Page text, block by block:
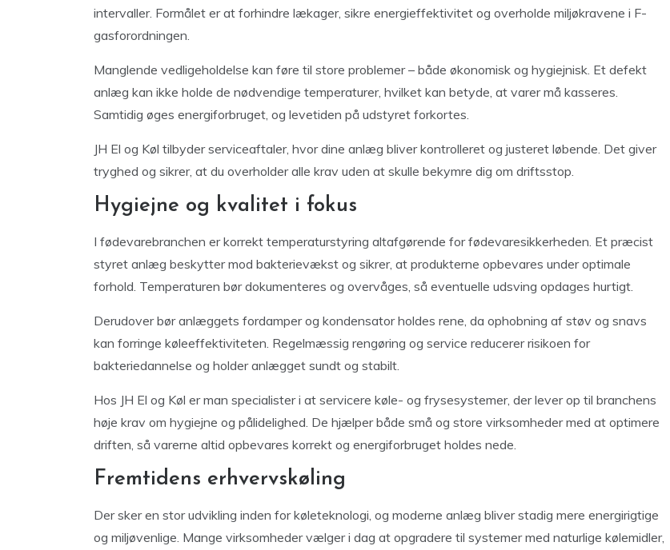
intervaller. Formålet er at forhindre lækager, sikre energieffektivitet og overholde miljøkravene i F-
gasforordningen.
Manglende vedligeholdelse kan føre til store problemer – både økonomisk og hygiejnisk. Et defekt
anlæg kan ikke holde de nødvendige temperaturer, hvilket kan betyde, at varer må kasseres.
Samtidig øges energiforbruget, og levetiden på udstyret forkortes.
JH El og Køl tilbyder serviceaftaler, hvor dine anlæg bliver kontrolleret og justeret løbende. Det giver
tryghed og sikrer, at du overholder alle krav uden at skulle bekymre dig om driftsstop.
Hygiejne og kvalitet i fokus
I fødevarebranchen er korrekt temperaturstyring altafgørende for fødevaresikkerheden. Et præcist
styret anlæg beskytter mod bakterievækst og sikrer, at produkterne opbevares under optimale
forhold. Temperaturen bør dokumenteres og overvåges, så eventuelle udsving opdages hurtigt.
Derudover bør anlæggets fordamper og kondensator holdes rene, da ophobning af støv og snavs
kan forringe køleeffektiviteten. Regelmæssig rengøring og service reducerer risikoen for
bakteriedannelse og holder anlægget sundt og stabilt.
Hos JH El og Køl er man specialister i at servicere køle- og frysesystemer, der lever op til branchens
høje krav om hygiejne og pålidelighed. De hjælper både små og store virksomheder med at optimere
driften, så varerne altid opbevares korrekt og energiforbruget holdes nede.
Fremtidens erhvervskøling
Der sker en stor udvikling inden for køleteknologi, og moderne anlæg bliver stadig mere energirigtige
og miljøvenlige. Mange virksomheder vælger i dag at opgradere til systemer med naturlige kølemidler,